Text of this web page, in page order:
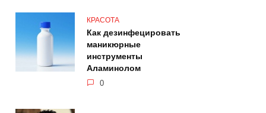
КРАСОТА
Как дезинфецировать
маникюрные
инструменты
Аламинолом
0